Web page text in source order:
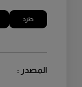
طرد
المصدر :